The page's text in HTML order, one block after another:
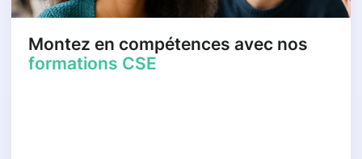
Montez en compétences avec nos
formations CSE